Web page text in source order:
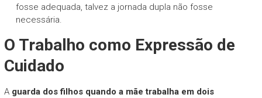
fosse adequada, talvez a jornada dupla não fosse
necessária.
O Trabalho como Expressão de
Cuidado
A guarda dos filhos quando a mãe trabalha em dois